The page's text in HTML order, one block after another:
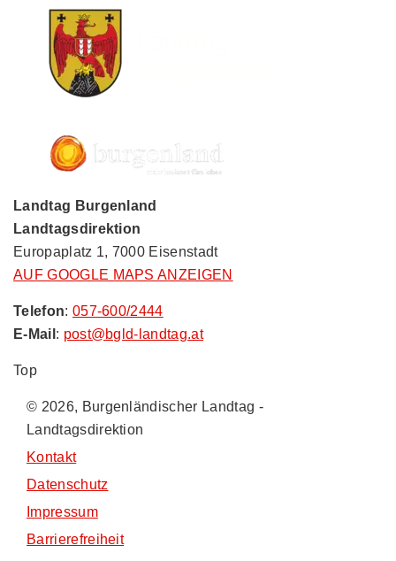
Landtag Burgenland
Landtagsdirektion
Europaplatz 1, 7000 Eisenstadt
AUF GOOGLE MAPS ANZEIGEN
Telefon: 057-600/2444
E-Mail : post@bgld-landtag.at
Top
© 2026, Burgenländischer Landtag -
Landtagsdirektion
Kontakt
Datenschutz
Impressum
Barrierefreiheit